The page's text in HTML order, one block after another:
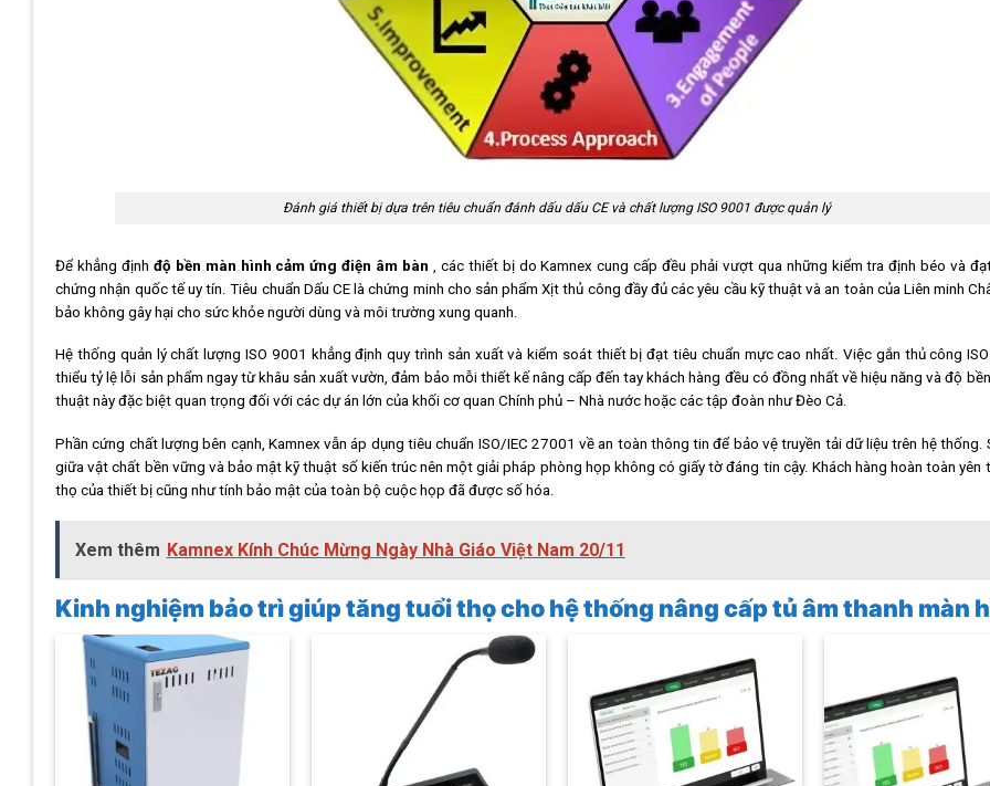
Đánh giá thiết bị dựa trên tiêu chuẩn đánh dấu dấu CE và chất lượng ISO 9001 được quản lý
Để khẳng định độ bền màn hình cảm ứng điện âm bàn , các thiết bị do Kamnex cung cấp đều phải vượt qua những kiểm tra định béo và
chứng nhận quốc tế uy tín. Tiêu chuẩn Dấu CE là chứng minh cho sản phẩm Xịt thủ công đầy đủ các yêu cầu kỹ thuật và an toàn của Liên minh
bảo không gây hại cho sức khỏe người dùng và môi trường xung quanh.
Hệ thống quản lý chất lượng ISO 9001 khẳng định quy trình sản xuất và kiểm soát thiết bị đạt tiêu chuẩn mực cao nhất. Việc gắn thủ công
thiểu tỷ lệ lỗi sản phẩm ngay từ khâu sản xuất vườn, đảm bảo mỗi thiết kế nâng cấp đến tay khách hàng đều có đồng nhất về hiệu năng và độ
thuật này đặc biệt quan trọng đối với các dự án lớn của khối cơ quan Chính phủ – Nhà nước hoặc các tập đoàn như Đèo Cả.
Phần cứng chất lượng bên cạnh, Kamnex vẫn áp dụng tiêu chuẩn ISO/IEC 27001 về an toàn thông tin để bảo vệ truyền tải dữ liệu trên hệ thống.
giữa vật chất bền vững và bảo mật kỹ thuật số kiến ​​trúc nên một giải pháp phòng họp không có giấy tờ đáng tin cậy. Khách hàng hoàn toàn yên
thọ của thiết bị cũng như tính bảo mật của toàn bộ cuộc họp đã được số hóa.
Xem thêm Kamnex Kính Chúc Mừng Ngày Nhà Giáo Việt Nam 20/11
Kinh nghiệm bảo trì giúp tăng tuổi thọ cho hệ thống nâng cấp tủ âm thanh màn